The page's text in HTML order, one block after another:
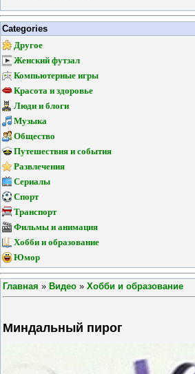
Categories
Другое
Женский футзал
Компьютерные игры
Красота и здоровье
Люди и блоги
Музыка
Общество
Путешествия и события
Развлечения
Сериалы
Спорт
Транспорт
Фильмы и анимация
Хобби и образование
Юмор
Главная » Видео » Хобби и образование
Миндальный пирог